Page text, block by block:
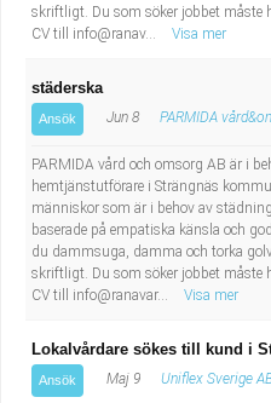
skriftligt. Du som söker jobbet måste
CV till info@ranav...
Visa mer
städerska
Ansök Jun 8 PARMIDA
PARMIDA vård och omsorg AB är i
hemtjänstutförare i Strängnäs
människor som är i behov av
baserade på empatiska känsla och
du dammsuga, damma och torka
skriftligt. Du som söker jobbet måste
CV till info@ranavar...
Visa mer
Lokalvårdare sökes till kund i
Ansök Maj 9 Uniflex Sverige